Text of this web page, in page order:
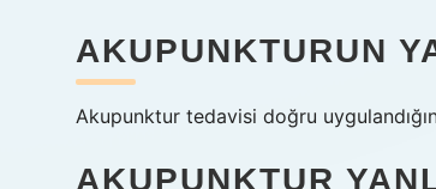
AKUPUNKTURUN
Akupunktur tedavisi doğru
AKUPUNKTUR